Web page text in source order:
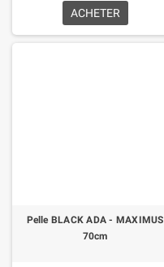
ACHETER
Pelle BLACK ADA - MAXIMUS
70cm